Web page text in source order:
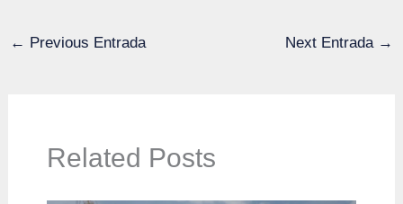
← Previous Entrada Next Entrada →
Related Posts